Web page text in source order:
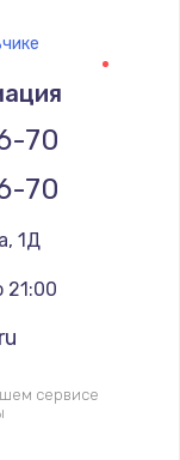
70
70
1Д
21:00
сервисе